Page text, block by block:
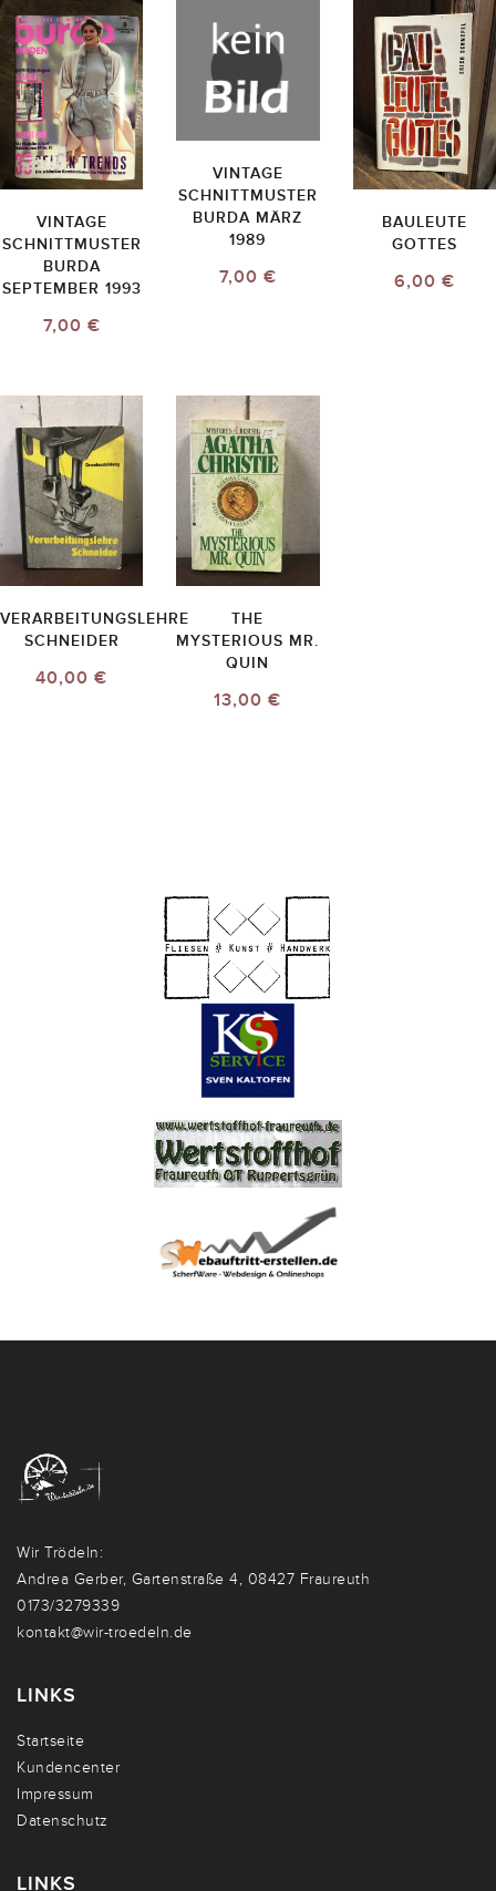
VINTAGE
SCHNITTMUSTER
BURDA
SEPTEMBER 1993
7,00 €
VINTAGE
SCHNITTMUSTER
BURDA MÄRZ
1989
7,00 €
BAULEUTE
GOTTES
6,00 €
VERARBEITUNGSLEHRE
SCHNEIDER
40,00 €
THE
MYSTERIOUS MR.
QUIN
13,00 €
Wir Trödeln:
Andrea Gerber, Gartenstraße 4, 08427 Fraureuth
0173/3279339
kontakt@wir-troedeln.de
LINKS
Startseite
Kundencenter
Impressum
Datenschutz
LINKS